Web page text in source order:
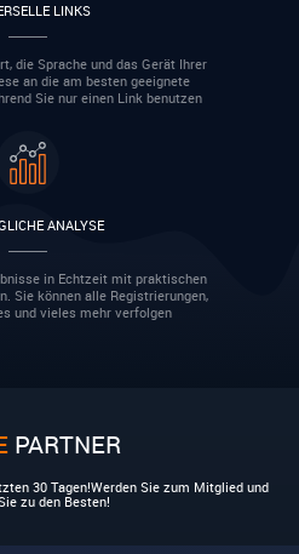
LINKS
die Sprache und das Gerät Ihrer
an die am besten geeignete
Sie nur einen Link benutzen
ANALYSE
in Echtzeit mit praktischen
Sie können alle Registrierungen,
und vieles mehr verfolgen
PARTNER
30 Tagen!Werden Sie zum Mitglied und
zu den Besten!